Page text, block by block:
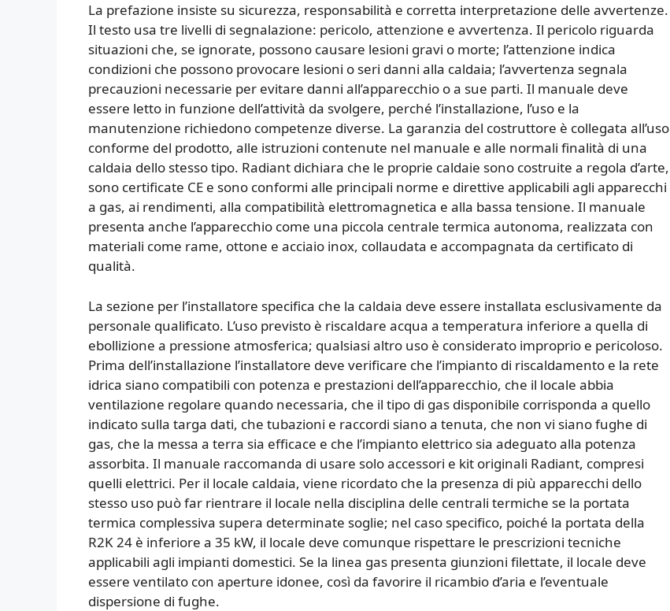
La prefazione insiste su sicurezza, responsabilità e corretta interpretazione delle avvertenze.
Il testo usa tre livelli di segnalazione: pericolo, attenzione e avvertenza. Il pericolo riguarda
situazioni che, se ignorate, possono causare lesioni gravi o morte; l’attenzione indica
condizioni che possono provocare lesioni o seri danni alla caldaia; l’avvertenza segnala
precauzioni necessarie per evitare danni all’apparecchio o a sue parti. Il manuale deve
essere letto in funzione dell’attività da svolgere, perché l’installazione, l’uso e la
manutenzione richiedono competenze diverse. La garanzia del costruttore è collegata all’uso
conforme del prodotto, alle istruzioni contenute nel manuale e alle normali finalità di una
caldaia dello stesso tipo. Radiant dichiara che le proprie caldaie sono costruite a regola d’arte,
sono certificate CE e sono conformi alle principali norme e direttive applicabili agli apparecchi
a gas, ai rendimenti, alla compatibilità elettromagnetica e alla bassa tensione. Il manuale
presenta anche l’apparecchio come una piccola centrale termica autonoma, realizzata con
materiali come rame, ottone e acciaio inox, collaudata e accompagnata da certificato di
qualità.
La sezione per l’installatore specifica che la caldaia deve essere installata esclusivamente da
personale qualificato. L’uso previsto è riscaldare acqua a temperatura inferiore a quella di
ebollizione a pressione atmosferica; qualsiasi altro uso è considerato improprio e pericoloso.
Prima dell’installazione l’installatore deve verificare che l’impianto di riscaldamento e la rete
idrica siano compatibili con potenza e prestazioni dell’apparecchio, che il locale abbia
ventilazione regolare quando necessaria, che il tipo di gas disponibile corrisponda a quello
indicato sulla targa dati, che tubazioni e raccordi siano a tenuta, che non vi siano fughe di
gas, che la messa a terra sia efficace e che l’impianto elettrico sia adeguato alla potenza
assorbita. Il manuale raccomanda di usare solo accessori e kit originali Radiant, compresi
quelli elettrici. Per il locale caldaia, viene ricordato che la presenza di più apparecchi dello
stesso uso può far rientrare il locale nella disciplina delle centrali termiche se la portata
termica complessiva supera determinate soglie; nel caso specifico, poiché la portata della
R2K 24 è inferiore a 35 kW, il locale deve comunque rispettare le prescrizioni tecniche
applicabili agli impianti domestici. Se la linea gas presenta giunzioni filettate, il locale deve
essere ventilato con aperture idonee, così da favorire il ricambio d’aria e l’eventuale
dispersione di fughe.